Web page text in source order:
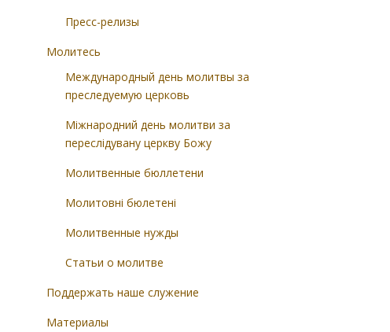
Пресс-релизы
Молитесь
Международный день молитвы за
преследуемую церковь
Міжнародний день молитви за
переслідувану церкву Божу
Молитвенные бюллетени
Молитовні бюлетені
Молитвенные нужды
Статьи о молитве
Поддержать наше служение
Материалы